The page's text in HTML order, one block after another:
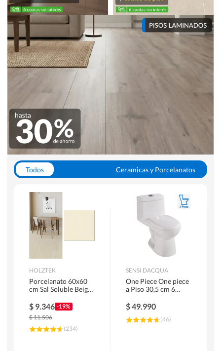
Todos
Ceramicas y Porcelanatos
WC y Sanitarios
Pisos Flotantes y Laminados
Pinturas
HOLZTEK
Porcelanato 60x60
cm Sal Soluble Beige
$ 9.346 -19%
$11.506
(234)
SENSI DACQUA
One Piece One piece
a Piso 30,5 cm 6
$49.990
(46)